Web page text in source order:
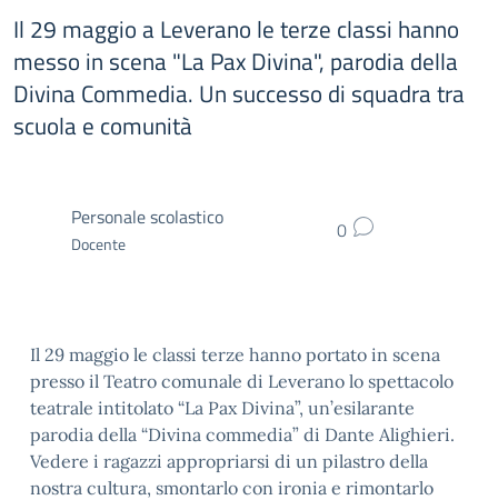
Il 29 maggio a Leverano le terze classi hanno
messo in scena "La Pax Divina", parodia della
Divina Commedia. Un successo di squadra tra
scuola e comunità
Personale scolastico
Docente 0
Il 29 maggio le classi terze hanno portato in scena
presso il Teatro comunale di Leverano lo spettacolo
teatrale intitolato “La Pax Divina”, un’esilarante
parodia della “Divina commedia” di Dante Alighieri.
Vedere i ragazzi appropriarsi di un pilastro della
nostra cultura, smontarlo con ironia e rimontarlo